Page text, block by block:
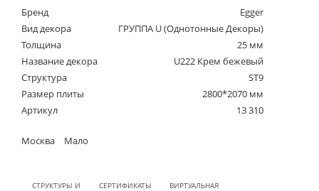
Бренд
Egger
Вид декора
ГРУППА U (Однотонные Декоры)
Толщина
25 мм
Название декора
U222 Крем бежевый
Структура
ST9
Размер плиты
2800*2070 мм
Артикул
13 310
Москва Мало
СТРУКТУРЫ И
СЕРТИФИКАТЫ
ВИРТУАЛЬНАЯ